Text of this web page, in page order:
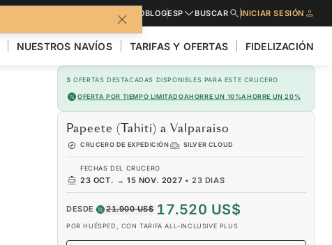
SOLICITE PRESUPUESTOBLOGESP BUSCAR INICIAR SESIÓN
NUESTROS NAVÍOS TARIFAS Y OFERTAS FIDELIZACIÓN
3 OFERTAS DESTACADAS DISPONIBLES PARA ESTE CRUCERO
OFERTA POR TIEMPO LIMITADOAHORRE UN 10%AHORRE UN 20%
Papeete (Tahiti) a Valparaiso
CRUCERO DE EXPEDICIÓN SILVER CLOUD
FECHAS DEL CRUCERO
23 OCT. → 15 NOV. 2027 •23 DIAS
DESDE 21.900 US$ 17.520 US$
POR HUÉSPED, CON TARIFA ALL-INCLUSIVE PLUS